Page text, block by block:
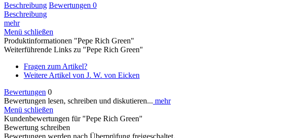
Beschreibung Bewertungen 0
Beschreibung
mehr
Menü schließen
Produktinformationen "Pepe Rich Green"
Weiterführende Links zu "Pepe Rich Green"
Fragen zum Artikel?
Weitere Artikel von J. W. von Eicken
Bewertungen 0
Bewertungen lesen, schreiben und diskutieren... mehr
Menü schließen
Kundenbewertungen für "Pepe Rich Green"
Bewertung schreiben
Bewertungen werden nach Überprüfung freigeschaltet.